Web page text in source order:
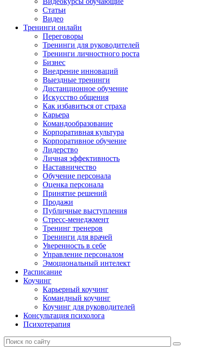
Статьи
Видео
Тренинги онлайн
Переговоры
Тренинги для руководителей
Тренинги личностного роста
Бизнес
Внедрение инноваций
Выездные тренинги
Дистанционное обучение
Искусство общения
Как избавиться от страха
Карьера
Командообразование
Корпоративная культура
Корпоративное обучение
Лидерство
Личная эффективность
Наставничество
Обучение персонала
Оценка персонала
Принятие решений
Продажи
Публичные выступления
Стресс-менеджмент
Тренинг тренеров
Тренинги для врачей
Уверенность в себе
Управление персоналом
Эмоциональный интелект
Расписание
Коучинг
Карьерный коучинг
Командный коучинг
Коучинг для руководителей
Консультация психолога
Психотерапия